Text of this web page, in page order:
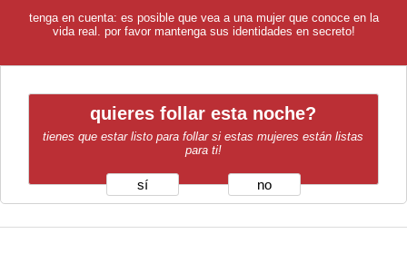
tenga en cuenta: es posible que vea a una mujer que conoce en la
vida real. por favor mantenga sus identidades en secreto!
quieres follar esta noche?
tienes que estar listo para follar si estas mujeres están listas
para ti!
sí no